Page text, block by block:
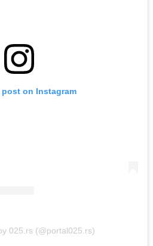
on Instagram
025.rs (@portal025.rs)